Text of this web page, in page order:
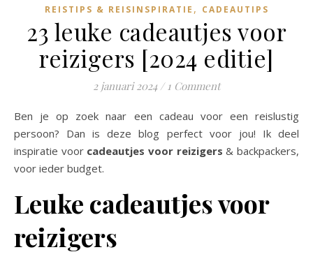
REISTIPS & REISINSPIRATIE , CADEAUTIPS
23 leuke cadeautjes voor
reizigers [2024 editie]
2 januari 2024 / 1 Comment
Ben je op zoek naar een cadeau voor een reislustig
persoon? Dan is deze blog perfect voor jou! Ik deel
inspiratie voor cadeautjes voor reizigers & backpackers,
voor ieder budget.
Leuke cadeautjes voor
reizigers